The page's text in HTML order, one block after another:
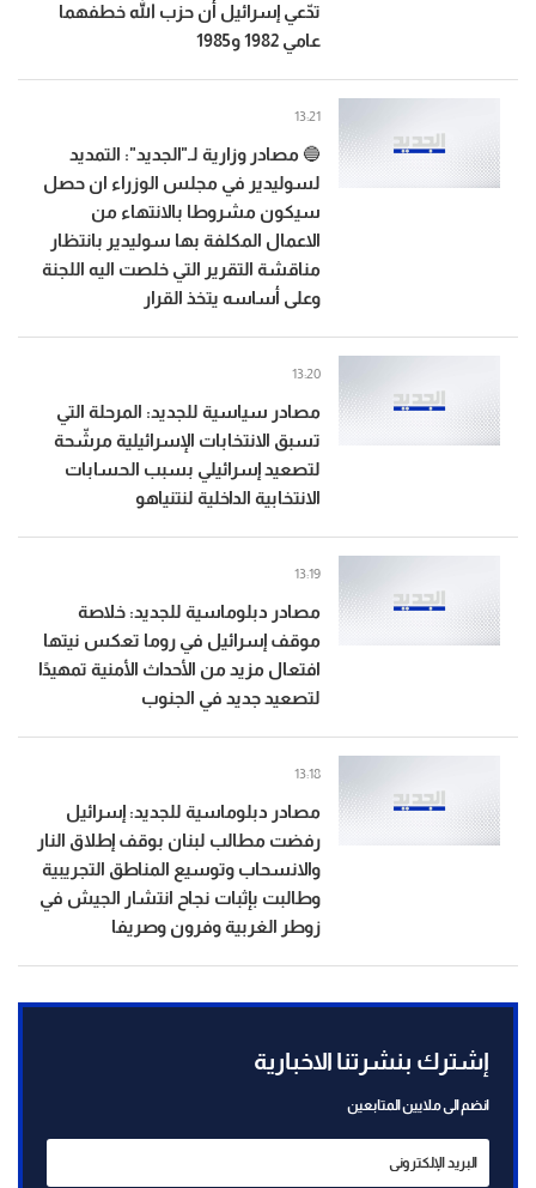
تدّعي إسرائيل أن حزب الله خطفهما
عامي 1982 و1985
🔵 مصادر وزارية لـ"الجديد": التمديد
لسوليدير في مجلس الوزراء ان حصل
سيكون مشروطا بالانتهاء من
الاعمال المكلفة بها سوليدير بانتظار
مناقشة التقرير التي خلصت اليه اللجنة
وعلى أساسه يتخذ القرار
13:21
مصادر سياسية للجديد: المرحلة التي
تسبق الانتخابات الإسرائيلية مرشّحة
لتصعيد إسرائيلي بسبب الحسابات
الانتخابية الداخلية لنتنياهو
13:20
مصادر دبلوماسية للجديد: خلاصة
موقف إسرائيل في روما تعكس نيتها
افتعال مزيد من الأحداث الأمنية تمهيدًا
لتصعيد جديد في الجنوب
13:19
مصادر دبلوماسية للجديد: إسرائيل
رفضت مطالب لبنان بوقف إطلاق النار
والانسحاب وتوسيع المناطق التجريبية
وطالبت بإثبات نجاح انتشار الجيش في
زوطر الغربية وفرون وصريفا
13:18
إشترك بنشرتنا الاخبارية
انضم الى ملايين المتابعين